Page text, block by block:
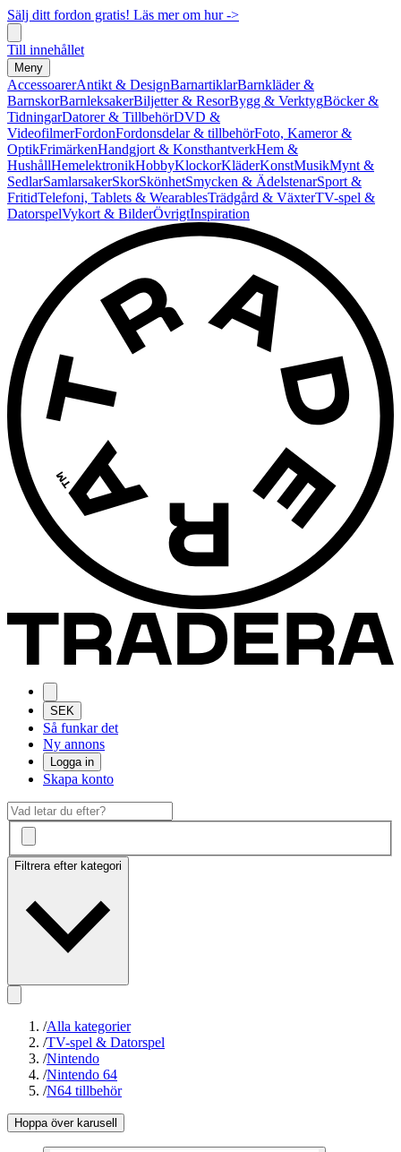
Sälj ditt fordon gratis! Läs mer om hur ->
Till innehållet
Meny
AccessoarerAntikt & DesignBarnartiklarBarnkläder &
BarnskorBarnleksakerBiljetter & ResorBygg & VerktygBöcker &
TidningarDatorer & TillbehörDVD &
VideofilmerFordonFordonsdelar & tillbehörFoto, Kameror &
OptikFrimärkenHandgjort & KonsthantverkHem &
HushållHemelektronikHobbyKlockorKläderKonstMusikMynt &
SedlarSamlarsakerSkorSkönhetSmycken & ÄdelstenarSport &
FritidTelefoni, Tablets & WearablesTrädgård & VäxterTV-spel &
DatorspelVykort & BilderÖvrigtInspiration
SEK
Så funkar det
Ny annons
Logga in
Skapa konto
Filtrera efter kategori
/Alla kategorier
/TV-spel & Datorspel
/Nintendo
/Nintendo 64
/N64 tillbehör
Hoppa över karusell